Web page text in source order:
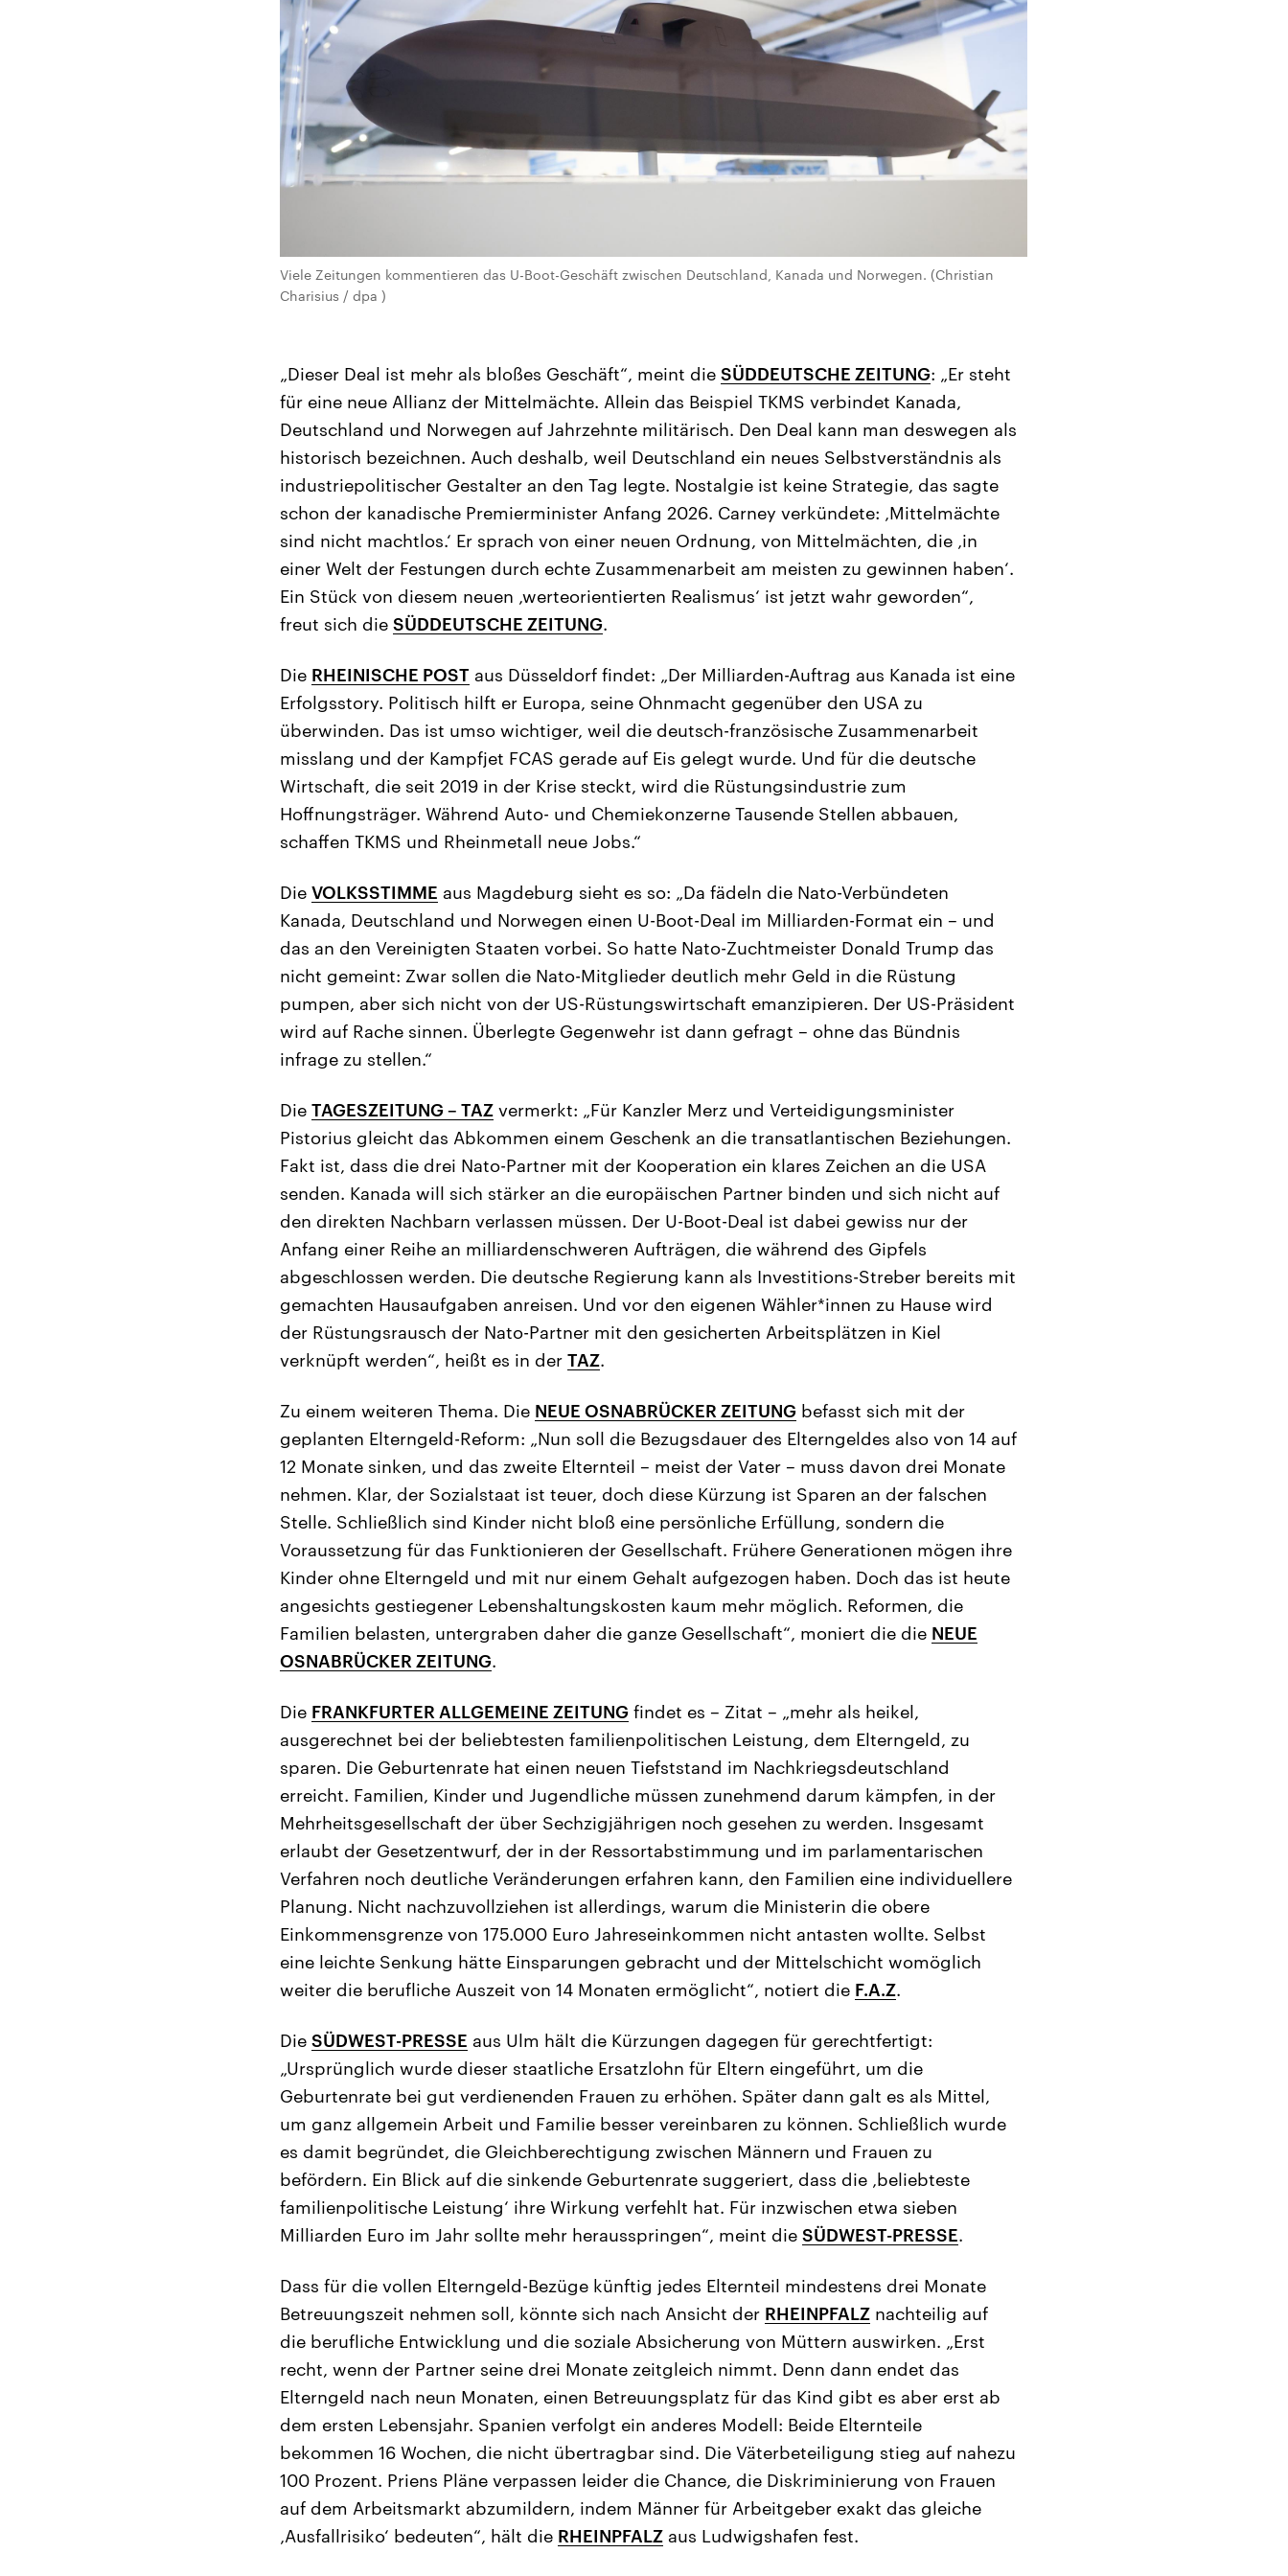
Viele Zeitungen kommentieren das U-Boot-Geschäft zwischen Deutschland, Kanada und Norwegen. (Christian
Charisius / dpa )
„Dieser Deal ist mehr als bloßes Geschäft“, meint die SÜDDEUTSCHE ZEITUNG: „Er steht
für eine neue Allianz der Mittelmächte. Allein das Beispiel TKMS verbindet Kanada,
Deutschland und Norwegen auf Jahrzehnte militärisch. Den Deal kann man deswegen als
historisch bezeichnen. Auch deshalb, weil Deutschland ein neues Selbstverständnis als
industriepolitischer Gestalter an den Tag legte. Nostalgie ist keine Strategie, das sagte
schon der kanadische Premierminister Anfang 2026. Carney verkündete: ‚Mittelmächte
sind nicht machtlos.‘ Er sprach von einer neuen Ordnung, von Mittelmächten, die ‚in
einer Welt der Festungen durch echte Zusammenarbeit am meisten zu gewinnen haben‘.
Ein Stück von diesem neuen ‚werteorientierten Realismus‘ ist jetzt wahr geworden“,
freut sich die SÜDDEUTSCHE ZEITUNG.
Die RHEINISCHE POST aus Düsseldorf findet: „Der Milliarden-Auftrag aus Kanada ist eine
Erfolgsstory. Politisch hilft er Europa, seine Ohnmacht gegenüber den USA zu
überwinden. Das ist umso wichtiger, weil die deutsch-französische Zusammenarbeit
misslang und der Kampfjet FCAS gerade auf Eis gelegt wurde. Und für die deutsche
Wirtschaft, die seit 2019 in der Krise steckt, wird die Rüstungsindustrie zum
Hoffnungsträger. Während Auto- und Chemiekonzerne Tausende Stellen abbauen,
schaffen TKMS und Rheinmetall neue Jobs.“
Die VOLKSSTIMME aus Magdeburg sieht es so: „Da fädeln die Nato-Verbündeten
Kanada, Deutschland und Norwegen einen U-Boot-Deal im Milliarden-Format ein – und
das an den Vereinigten Staaten vorbei. So hatte Nato-Zuchtmeister Donald Trump das
nicht gemeint: Zwar sollen die Nato-Mitglieder deutlich mehr Geld in die Rüstung
pumpen, aber sich nicht von der US-Rüstungswirtschaft emanzipieren. Der US-Präsident
wird auf Rache sinnen. Überlegte Gegenwehr ist dann gefragt – ohne das Bündnis
infrage zu stellen.“
Die TAGESZEITUNG – TAZ vermerkt: „Für Kanzler Merz und Verteidigungsminister
Pistorius gleicht das Abkommen einem Geschenk an die transatlantischen Beziehungen.
Fakt ist, dass die drei Nato-Partner mit der Kooperation ein klares Zeichen an die USA
senden. Kanada will sich stärker an die europäischen Partner binden und sich nicht auf
den direkten Nachbarn verlassen müssen. Der U-Boot-Deal ist dabei gewiss nur der
Anfang einer Reihe an milliardenschweren Aufträgen, die während des Gipfels
abgeschlossen werden. Die deutsche Regierung kann als Investitions-Streber bereits mit
gemachten Hausaufgaben anreisen. Und vor den eigenen Wähler*innen zu Hause wird
der Rüstungsrausch der Nato-Partner mit den gesicherten Arbeitsplätzen in Kiel
verknüpft werden“, heißt es in der TAZ.
Zu einem weiteren Thema. Die NEUE OSNABRÜCKER ZEITUNG befasst sich mit der
geplanten Elterngeld-Reform: „Nun soll die Bezugsdauer des Elterngeldes also von 14 auf
12 Monate sinken, und das zweite Elternteil – meist der Vater – muss davon drei Monate
nehmen. Klar, der Sozialstaat ist teuer, doch diese Kürzung ist Sparen an der falschen
Stelle. Schließlich sind Kinder nicht bloß eine persönliche Erfüllung, sondern die
Voraussetzung für das Funktionieren der Gesellschaft. Frühere Generationen mögen ihre
Kinder ohne Elterngeld und mit nur einem Gehalt aufgezogen haben. Doch das ist heute
angesichts gestiegener Lebenshaltungskosten kaum mehr möglich. Reformen, die
Familien belasten, untergraben daher die ganze Gesellschaft“, moniert die die NEUE
OSNABRÜCKER ZEITUNG.
Die FRANKFURTER ALLGEMEINE ZEITUNG findet es – Zitat – „mehr als heikel,
ausgerechnet bei der beliebtesten familienpolitischen Leistung, dem Elterngeld, zu
sparen. Die Geburtenrate hat einen neuen Tiefststand im Nachkriegsdeutschland
erreicht. Familien, Kinder und Jugendliche müssen zunehmend darum kämpfen, in der
Mehrheitsgesellschaft der über Sechzigjährigen noch gesehen zu werden. Insgesamt
erlaubt der Gesetzentwurf, der in der Ressortabstimmung und im parlamentarischen
Verfahren noch deutliche Veränderungen erfahren kann, den Familien eine individuellere
Planung. Nicht nachzuvollziehen ist allerdings, warum die Ministerin die obere
Einkommensgrenze von 175.000 Euro Jahreseinkommen nicht antasten wollte. Selbst
eine leichte Senkung hätte Einsparungen gebracht und der Mittelschicht womöglich
weiter die berufliche Auszeit von 14 Monaten ermöglicht“, notiert die F.A.Z.
Die SÜDWEST-PRESSE aus Ulm hält die Kürzungen dagegen für gerechtfertigt:
„Ursprünglich wurde dieser staatliche Ersatzlohn für Eltern eingeführt, um die
Geburtenrate bei gut verdienenden Frauen zu erhöhen. Später dann galt es als Mittel,
um ganz allgemein Arbeit und Familie besser vereinbaren zu können. Schließlich wurde
es damit begründet, die Gleichberechtigung zwischen Männern und Frauen zu
befördern. Ein Blick auf die sinkende Geburtenrate suggeriert, dass die ‚beliebteste
familienpolitische Leistung‘ ihre Wirkung verfehlt hat. Für inzwischen etwa sieben
Milliarden Euro im Jahr sollte mehr herausspringen“, meint die SÜDWEST-PRESSE.
Dass für die vollen Elterngeld-Bezüge künftig jedes Elternteil mindestens drei Monate
Betreuungszeit nehmen soll, könnte sich nach Ansicht der RHEINPFALZ nachteilig auf
die berufliche Entwicklung und die soziale Absicherung von Müttern auswirken. „Erst
recht, wenn der Partner seine drei Monate zeitgleich nimmt. Denn dann endet das
Elterngeld nach neun Monaten, einen Betreuungsplatz für das Kind gibt es aber erst ab
dem ersten Lebensjahr. Spanien verfolgt ein anderes Modell: Beide Elternteile
bekommen 16 Wochen, die nicht übertragbar sind. Die Väterbeteiligung stieg auf nahezu
100 Prozent. Priens Pläne verpassen leider die Chance, die Diskriminierung von Frauen
auf dem Arbeitsmarkt abzumildern, indem Männer für Arbeitgeber exakt das gleiche
‚Ausfallrisiko‘ bedeuten“, hält die RHEINPFALZ aus Ludwigshafen fest.